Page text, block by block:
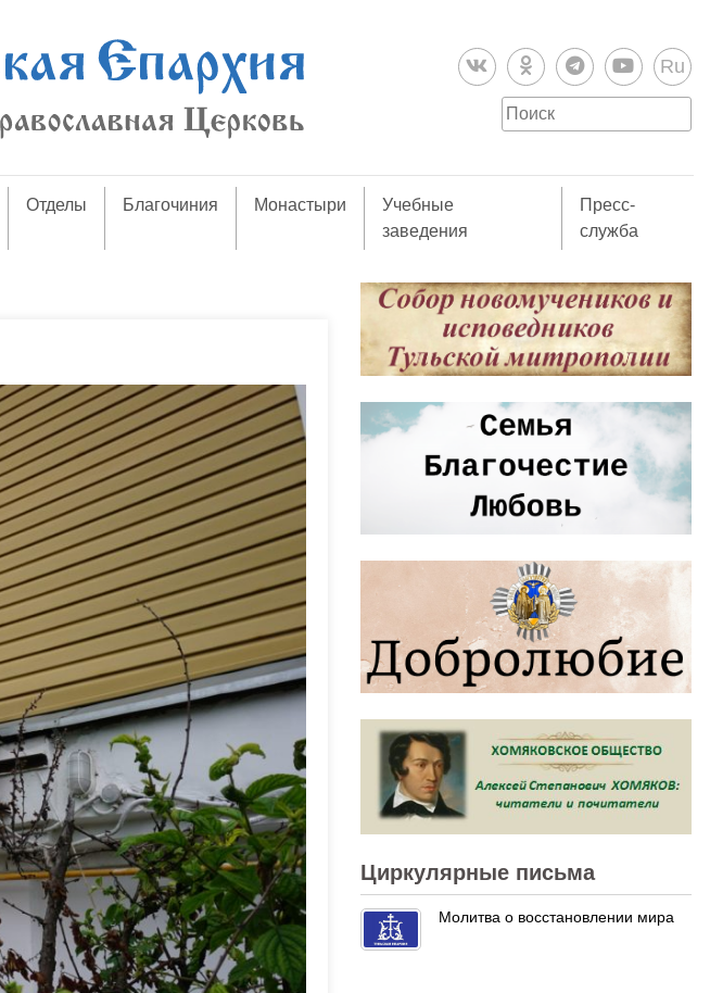
Ru
Отделы Благочиния Монастыри
Учебные
заведения
Пресс-
служба
Циркулярные письма
Молитва о восстановлении мира